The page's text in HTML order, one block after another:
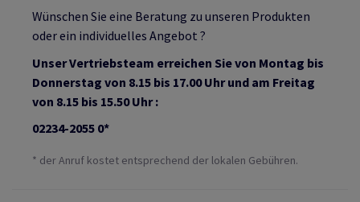
Wünschen Sie eine Beratung zu unseren Produkten
oder ein individuelles Angebot ?
Unser Vertriebsteam erreichen Sie von Montag bis
Donnerstag von 8.15 bis 17.00 Uhr und am Freitag
von 8.15 bis 15.50 Uhr :
02234-2055 0*
* der Anruf kostet entsprechend der lokalen Gebühren.